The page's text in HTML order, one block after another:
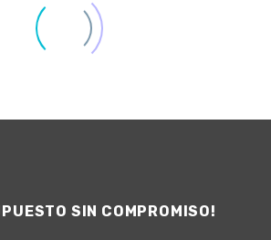
SIN COMPROMISO!